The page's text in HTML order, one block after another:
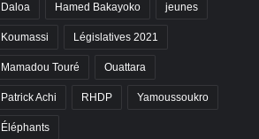
Daloa Hamed Bakayoko jeunes
Koumassi Législatives 2021
Mamadou Touré Ouattara
Patrick Achi RHDP Yamoussoukro
Éléphants